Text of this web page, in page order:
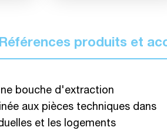
Références produits et
bouche d'extraction
aux pièces techniques dans
et les logements